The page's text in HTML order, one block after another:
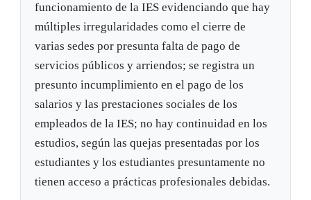
funcionamiento de la IES evidenciando que hay
múltiples irregularidades como el cierre de
varias sedes por presunta falta de pago de
servicios públicos y arriendos; se registra un
presunto incumplimiento en el pago de los
salarios y las prestaciones sociales de los
empleados de la IES; no hay continuidad en los
estudios, según las quejas presentadas por los
estudiantes y los estudiantes presuntamente no
tienen acceso a prácticas profesionales debidas.